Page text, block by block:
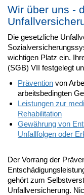
Wir über uns -
Die gesetzliche
wichtigen Platz ein.
(SGB) VII festgelegt
Prävention von
arbeitsbedingten
Leistungen zur
Rehabilitation
Gewährung von
Unfallfolgen oder
Der Vorrang der
gehört zum
Unfallversicherung.